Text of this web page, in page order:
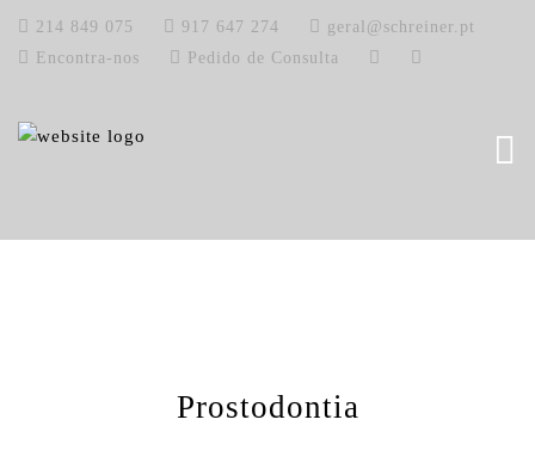
214 849 075 917 647 274
geral@schreiner.pt
Encontra-nos
Pedido de Consulta
Prostodontia